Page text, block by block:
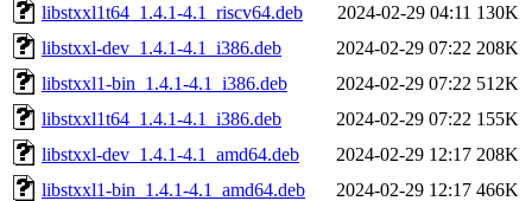
libstxxl1t64_1.4.1-4.1_riscv64.deb
2024-02-29 04:11 130K
libstxxl-dev_1.4.1-4.1_i386.deb
2024-02-29 07:22 208K
libstxxl1-bin_1.4.1-4.1_i386.deb
2024-02-29 07:22 512K
libstxxl1t64_1.4.1-4.1_i386.deb
2024-02-29 07:22 155K
libstxxl-dev_1.4.1-4.1_amd64.deb
2024-02-29 12:17 208K
libstxxl1-bin_1.4.1-4.1_amd64.deb
2024-02-29 12:17 466K